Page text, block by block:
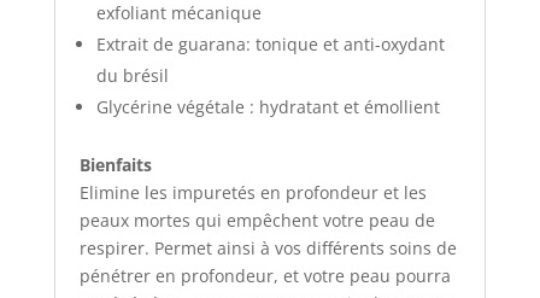
exfoliant mécanique
Extrait de guarana: tonique et anti-oxydant
du brésil
Glycérine végétale : hydratant et émollient
Bienfaits
Elimine les impuretés en profondeur et les
peaux mortes qui empêchent votre peau de
respirer. Permet ainsi à vos différents soins de
pénétrer en profondeur, et votre peau pourra